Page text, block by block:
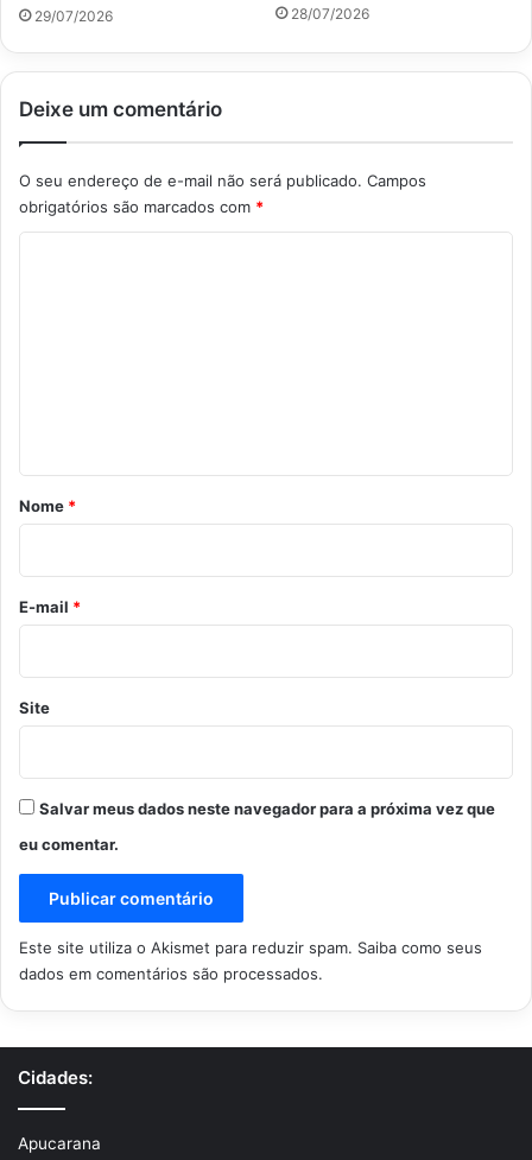
29/07/2026 28/07/2026
Deixe um comentário
O seu endereço de e-mail não será publicado. Campos
obrigatórios são marcados com *
r
o
*
Nome *
E-mail *
Site
Salvar meus dados neste navegador para a próxima vez que
eu comentar.
Este site utiliza o Akismet para reduzir spam. Saiba como seus
dados em comentários são processados.
Cidades:
Apucarana